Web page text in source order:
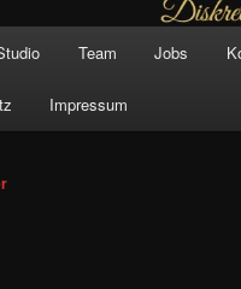
Team Jobs
Impressum